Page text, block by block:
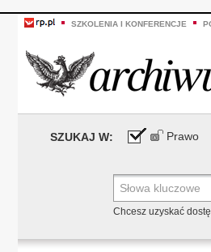
SZKOLENIA I KONFERENCJE
SZUKAJ W: Prawo
Chcesz uzyskać